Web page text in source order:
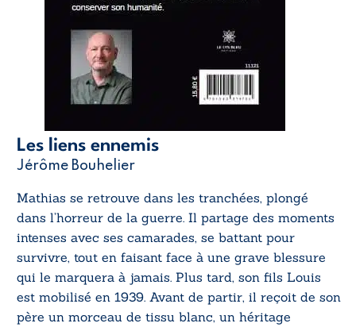
Les liens ennemis
Jérôme Bouhelier
Mathias se retrouve dans les tranchées, plongé
dans l’horreur de la guerre. Il partage des moments
intenses avec ses camarades, se battant pour
survivre, tout en faisant face à une grave blessure
qui le marquera à jamais. Plus tard, son fils Louis
est mobilisé en 1939. Avant de partir, il reçoit de son
père un morceau de tissu blanc, un héritage